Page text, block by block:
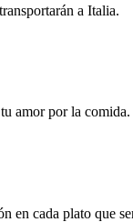
a Italia.
amor por la comida.
en cada plato que